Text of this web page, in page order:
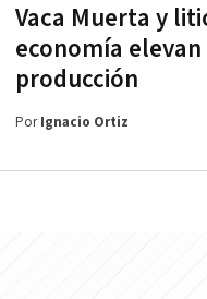
Vaca Muerta y
economía
producción
PorIgnacio Ortiz